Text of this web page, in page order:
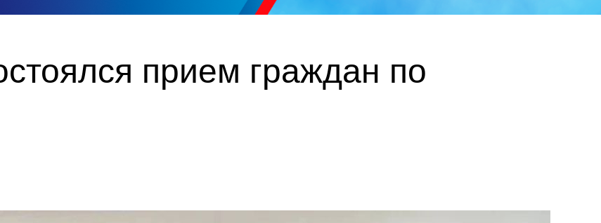
прием граждан по